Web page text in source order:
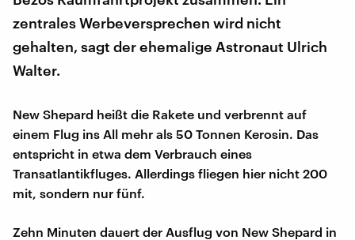
zentrales Werbeversprechen wird nicht
gehalten, sagt der ehemalige Astronaut Ulrich
Walter.
New Shepard heißt die Rakete und verbrennt auf
einem Flug ins All mehr als 50 Tonnen Kerosin. Das
entspricht in etwa dem Verbrauch eines
Transatlantikfluges. Allerdings fliegen hier nicht 200
mit, sondern nur fünf.
Zehn Minuten dauert der Ausflug von New Shepard in